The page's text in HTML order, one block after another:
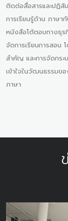
ติดต่อสื่อสารและปฏิ
การเรียนรู้ด้าน ภาษา
หนังสือโต้ตอบทางธุร
จัดการเรียนการสอน
สำคัญ และการจัดกร
เข้าใจในวัฒนธรรมข
ภาษา